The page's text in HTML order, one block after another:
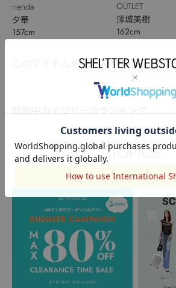
rienda
夕華
157cm
OUTLET
澤城美樹
162cm
このアイテムを見た人がチェックして
閲覧中カテゴリーのランキング
TOPICS